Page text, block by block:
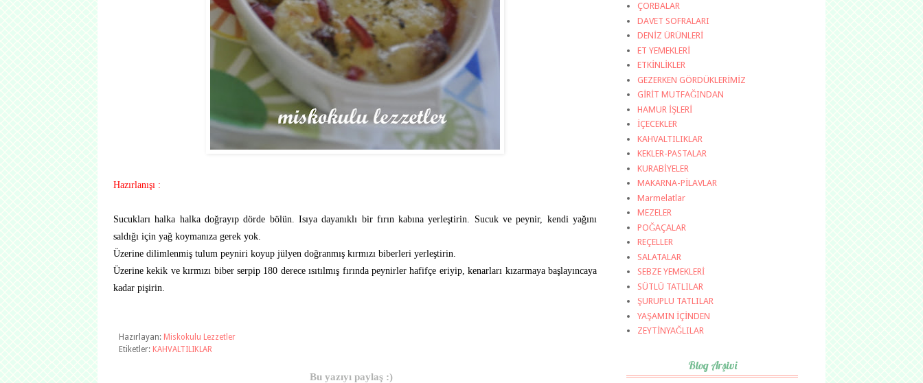
Hazırlanışı :
Sucukları halka halka doğrayıp dörde bölün. Isıya dayanıklı bir fırın kabına yerleştirin. Sucuk ve peynir, kendi yağını
saldığı için yağ koymanıza gerek yok.
Üzerine dilimlenmiş tulum peyniri koyup jülyen doğranmış kırmızı biberleri yerleştirin.
Üzerine kekik ve kırmızı biber serpip 180 derece ısıtılmış fırında peynirler hafifçe eriyip, kenarları kızarmaya başlayıncaya
kadar pişirin.
Hazırlayan: Miskokulu Lezzetler
Etiketler: KAHVALTILIKLAR
Bu yazıyı paylaş :)
ÇORBALAR
DAVET SOFRALARI
DENİZ ÜRÜNLERİ
ET YEMEKLERİ
ETKİNLİKLER
GEZERKEN GÖRDÜKLERİMİZ
GİRİT MUTFAĞINDAN
HAMUR İŞLERİ
İÇECEKLER
KAHVALTILIKLAR
KEKLER-PASTALAR
KURABİYELER
MAKARNA-PİLAVLAR
Marmelatlar
MEZELER
POĞAÇALAR
REÇELLER
SALATALAR
SEBZE YEMEKLERİ
SÜTLÜ TATLILAR
ŞURUPLU TATLILAR
YAŞAMIN İÇİNDEN
ZEYTİNYAĞLILAR
Blog Arşivi